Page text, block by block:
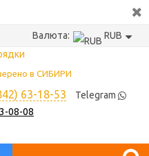
Валюта: RUB
в СИБИРИ
63-18-53
Telegram
08-08